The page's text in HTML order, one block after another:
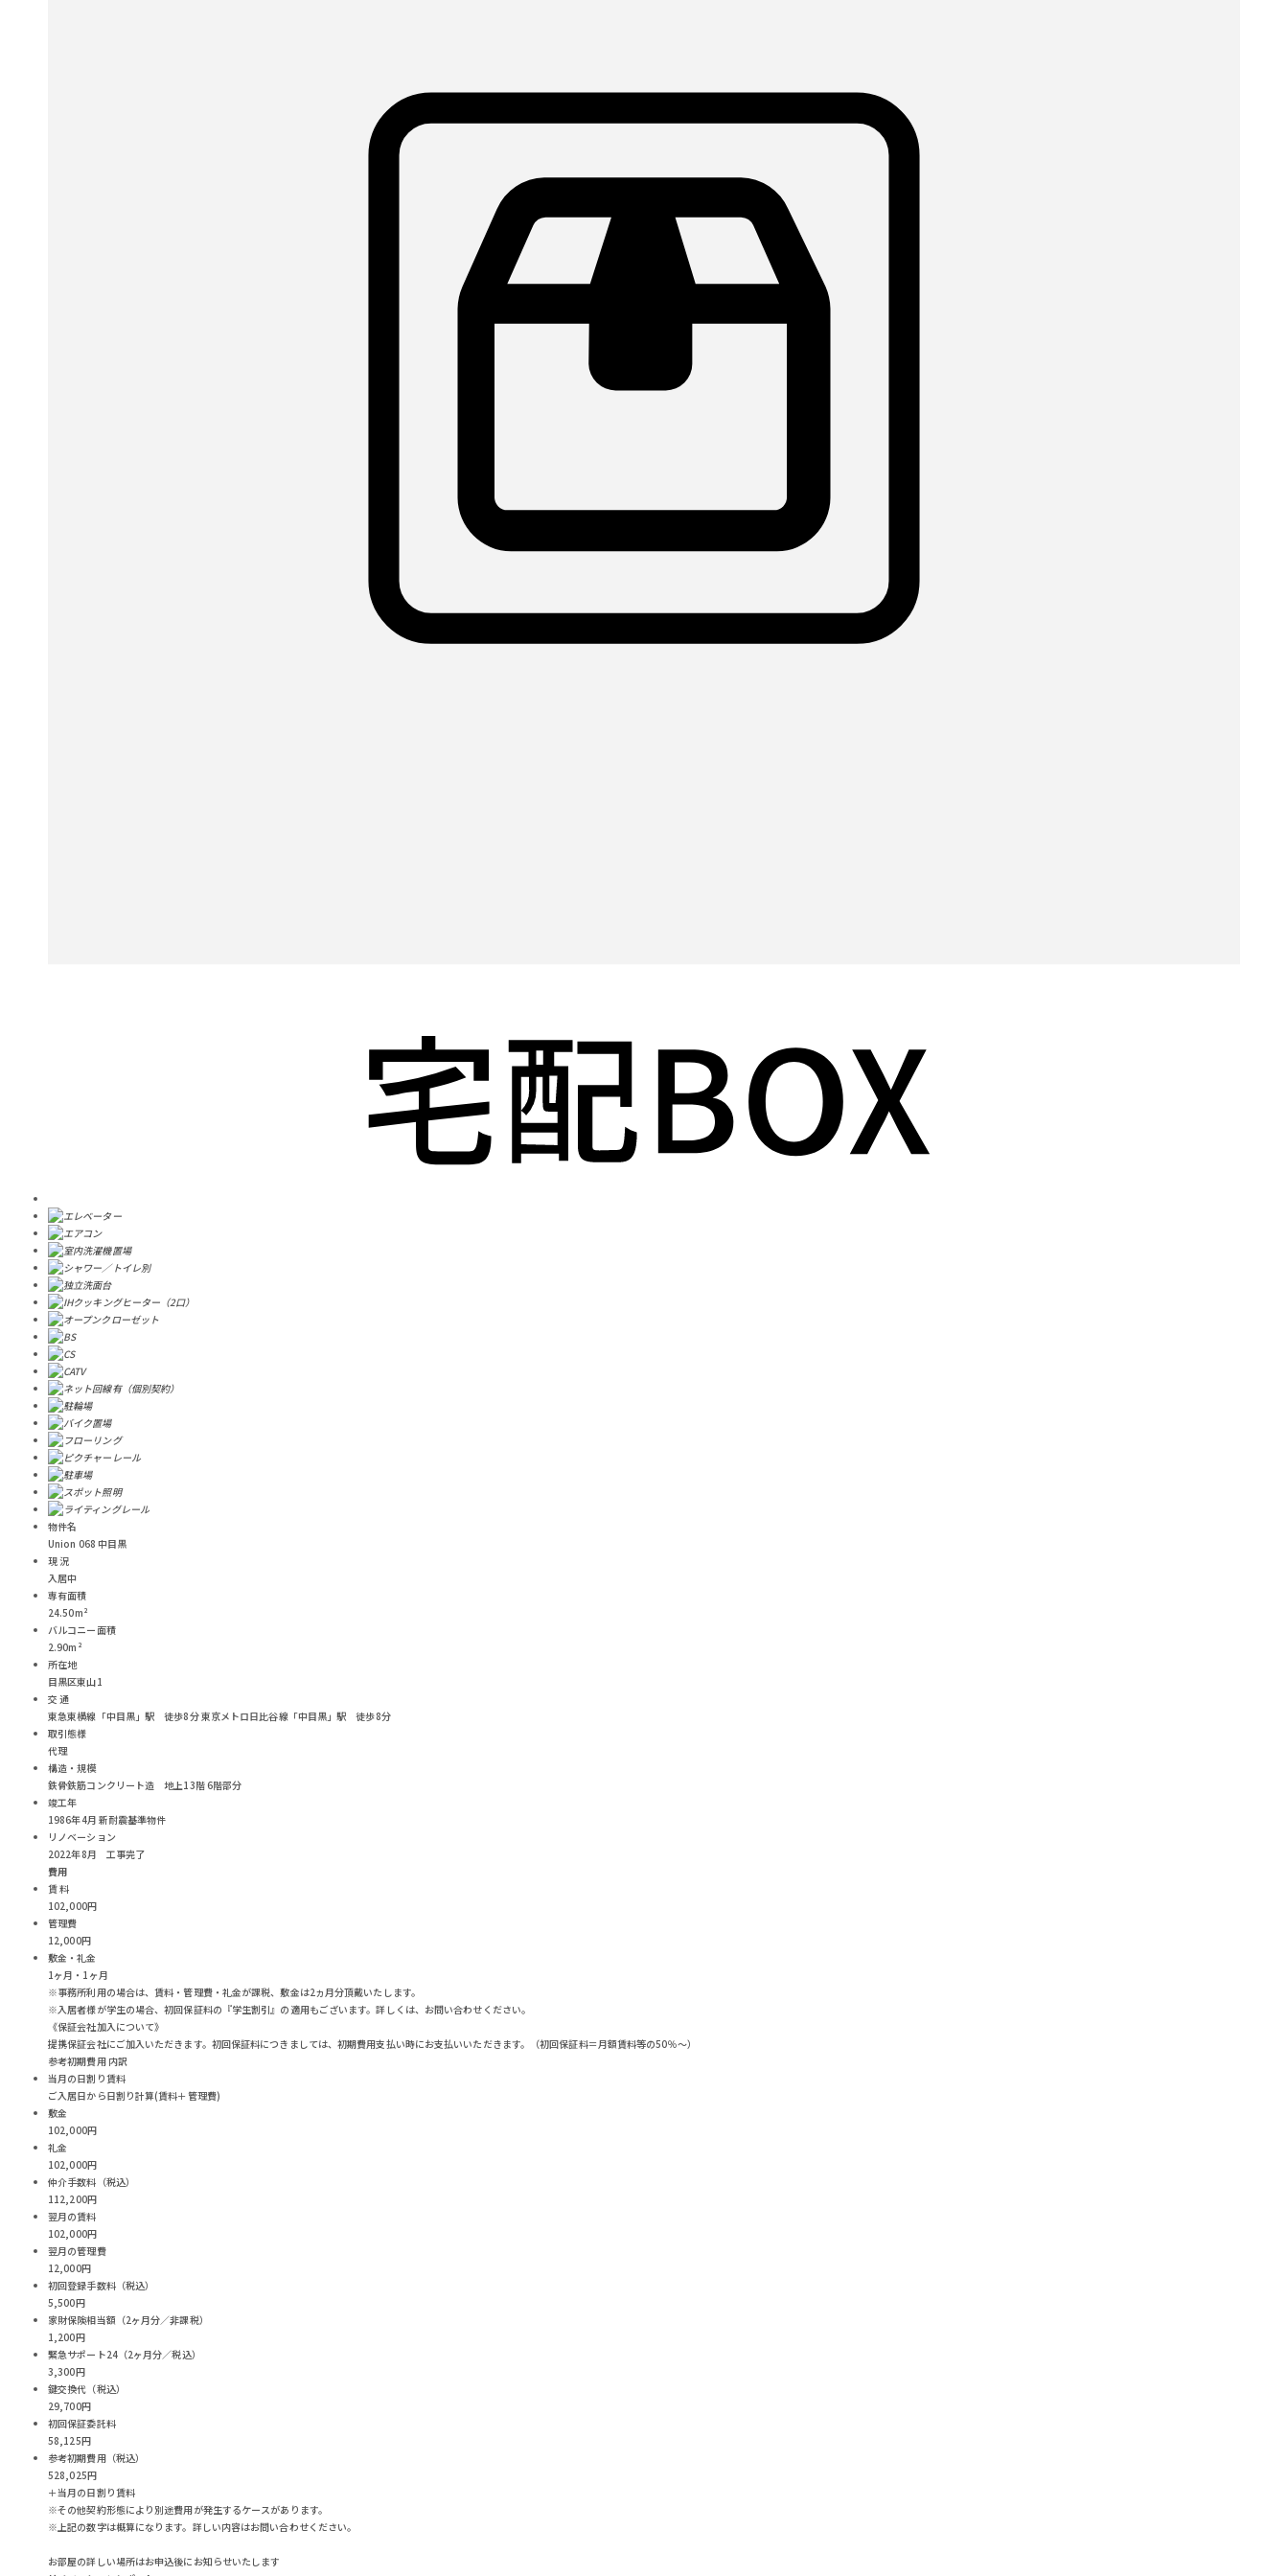
物件名
Union 068 中目黒
現 況
入居中
専有面積
24.50m²
バルコニー面積
2.90m²
所在地
目黒区東山1
交 通
東急東横線「中目黒」駅 徒歩8分東京メトロ日比谷線「中目黒」駅 徒歩8分
取引態様
代理
構造・規模
鉄骨鉄筋コンクリート造 地上13階 6階部分
竣工年
1986年4月 新耐震基準物件
リノベーション
2022年8月 工事完了
費用
賃 料
102,000円
管理費
12,000円
敷金・礼金
1ヶ月・1ヶ月
※事務所利用の場合は、賃料・管理費・礼金が課税、敷金は2ヵ月分頂戴いたします。
※入居者様が学生の場合、初回保証料の『学生割引』の適用もございます。詳しくは、お問い合わせください。
《保証会社加入について》
提携保証会社にご加入いただきます。初回保証料につきましては、初期費用支払い時にお支払いいただきます。（初回保証料＝月額賃料等の50％～）
参考初期費用 内訳
当月の日割り賃料
ご入居日から日割り計算(賃料＋管理費)
敷金
102,000円
礼金
102,000円
仲介手数料（税込）
112,200円
翌月の賃料
102,000円
翌月の管理費
12,000円
初回登録手数料（税込）
5,500円
家財保険相当額（2ヶ月分／非課税）
1,200円
緊急サポート24（2ヶ月分／税込）
3,300円
鍵交換代（税込）
29,700円
初回保証委託料
58,125円
参考初期費用（税込）
528,025円
＋当月の日割り賃料
※その他契約形態により別途費用が発生するケースがあります。
※上記の数字は概算になります。詳しい内容はお問い合わせください。
お部屋の詳しい場所はお申込後にお知らせいたします